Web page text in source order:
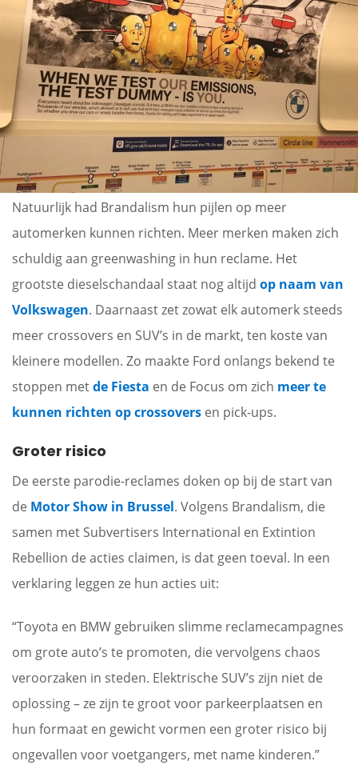
Natuurlijk had Brandalism hun pijlen op meer
automerken kunnen richten. Meer merken maken zich
schuldig aan greenwashing in hun reclame. Het
grootste dieselschandaal staat nog altijd op naam van
Volkswagen. Daarnaast zet zowat elk automerk steeds
meer crossovers en SUV’s in de markt, ten koste van
kleinere modellen. Zo maakte Ford onlangs bekend te
stoppen metde Fiesta en de Focus om zich meer te
kunnen richten op crossovers en pick-ups.
Groter risico
De eerste parodie-reclames doken op bij de start van
de Motor Show in Brussel. Volgens Brandalism, die
samen met Subvertisers International en Extintion
Rebellion de acties claimen, is dat geen toeval. In een
verklaring leggen ze hun acties uit:
“Toyota en BMW gebruiken slimme reclamecampagnes
om grote auto’s te promoten, die vervolgens chaos
veroorzaken in steden. Elektrische SUV’s zijn niet de
oplossing – ze zijn te groot voor parkeerplaatsen en
hun formaat en gewicht vormen een groter risico bij
ongevallen voor voetgangers, met name kinderen.”